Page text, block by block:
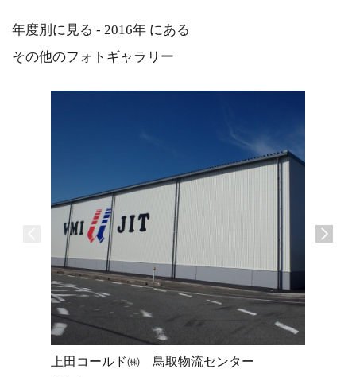
年度別に見る - 2016年 にある
その他のフォトギャラリー
上田コールド㈱ 鳥取物流センター